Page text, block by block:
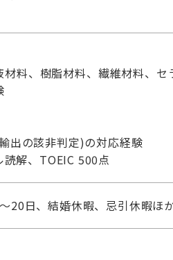
料、樹脂材料、繊維材料、
出の該非判定)の対応経験
読解、TOEIC 500点
20日、結婚休暇、忌引休暇ほ